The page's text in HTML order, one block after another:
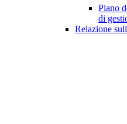
Piano
di
Relazione